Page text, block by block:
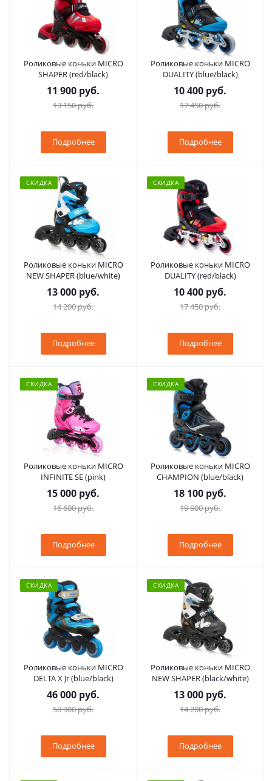
Роликовые коньки MICRO
SHAPER (red/black)
11 900 руб.
13 150 руб.
Подробнее
Роликовые коньки MICRO
DUALITY (blue/black)
10 400 руб.
17 450 руб.
Подробнее
СКИДКА
Роликовые коньки MICRO
NEW SHAPER (blue/white)
13 000 руб.
14 200 руб.
Подробнее
СКИДКА
Роликовые коньки MICRO
DUALITY (red/black)
10 400 руб.
17 450 руб.
Подробнее
СКИДКА
Роликовые коньки MICRO
INFINITE SE (pink)
15 000 руб.
16 600 руб.
Подробнее
СКИДКА
Роликовые коньки MICRO
CHAMPION (blue/black)
18 100 руб.
19 900 руб.
Подробнее
СКИДКА
Роликовые коньки MICRO
DELTA X Jr (blue/black)
46 000 руб.
50 900 руб.
Подробнее
СКИДКА
Роликовые коньки MICRO
NEW SHAPER (black/white)
13 000 руб.
14 200 руб.
Подробнее